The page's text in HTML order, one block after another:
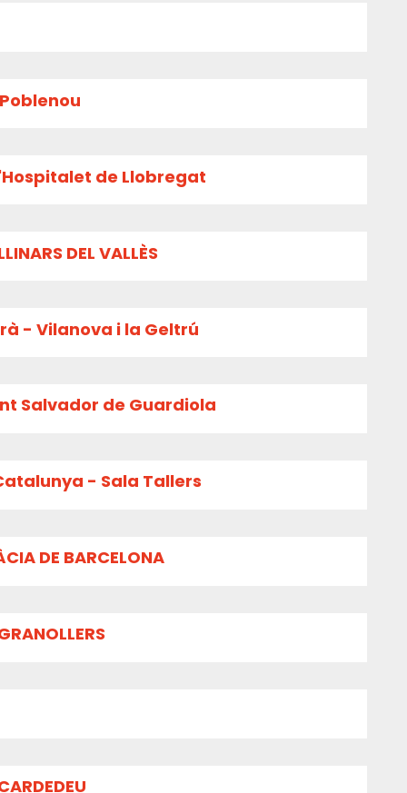
de Llobregat
DEL VALLÈS
- Vilanova i la Geltrú
Salvador de Guardiola
- Sala Tallers
DE BARCELONA